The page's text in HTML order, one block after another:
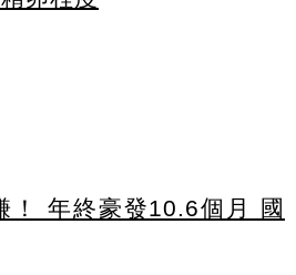
！ 年終豪發10.6個月 國